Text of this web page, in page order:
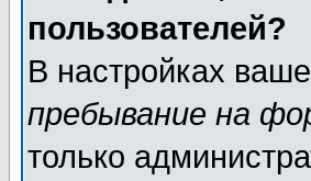
пользователей?
В настройках
пребывание на
только